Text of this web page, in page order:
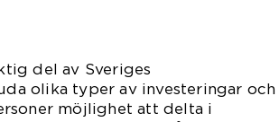
del av Sveriges
olika typer av investeringar och
möjlighet att delta i